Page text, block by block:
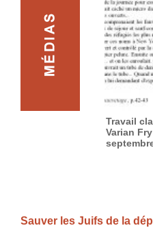
Travail
Varian
Sauver les Juifs de la